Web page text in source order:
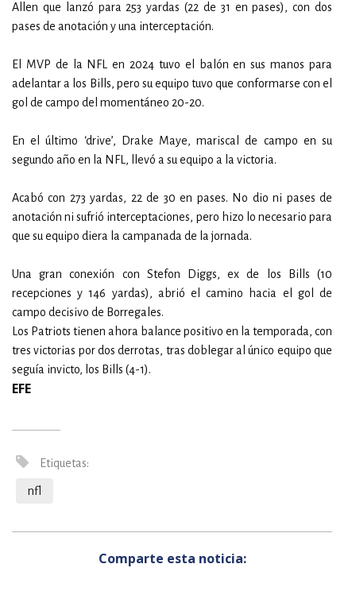
Allen que lanzó para 253 yardas (22 de 31 en pases), con dos
pases de anotación y una interceptación.
El MVP de la NFL en 2024 tuvo el balón en sus manos para
adelantar a los Bills, pero su equipo tuvo que conformarse con el
gol de campo del momentáneo 20-20.
En el último ‘drive’, Drake Maye, mariscal de campo en su
segundo año en la NFL, llevó a su equipo a la victoria.
Acabó con 273 yardas, 22 de 30 en pases. No dio ni pases de
anotación ni sufrió interceptaciones, pero hizo lo necesario para
que su equipo diera la campanada de la jornada.
Una gran conexión con Stefon Diggs, ex de los Bills (10
recepciones y 146 yardas), abrió el camino hacia el gol de
campo decisivo de Borregales.
Los Patriots tienen ahora balance positivo en la temporada, con
tres victorias por dos derrotas, tras doblegar al único equipo que
seguía invicto, los Bills (4-1).
EFE
Etiquetas:
nfl
Comparte esta noticia: